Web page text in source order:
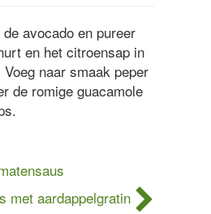
avocado en pureer
en het citroensap in
naar smaak peper
de romige guacamole
met aardappelgratin